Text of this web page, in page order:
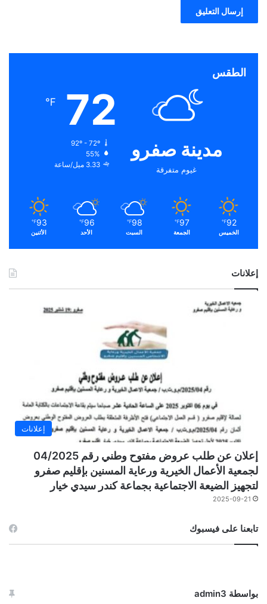
الطقس
مدينة صفرو
غيوم متفرقة
72
℉
92º - 72º
55%
3.33 ميل/ساعة
92
℉
الخميس
97
℉
الجمعة
98
℉
السبت
96
℉
الأحد
93
℉
الأثنين
إعلانات
إعلانات
إعلان عن طلب عروض مفتوح وطني رقم 04/2025
لجمعية الأعمال الخيرية ورعاية المسنين بإقليم صفرو
لتجهيز الضيعة الاجتماعية بجماعة كندر سيدي خيار
2025-09-21
تابعنا على فيسبوك
بواسطة admin3